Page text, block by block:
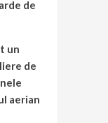
de
un
de
aerian